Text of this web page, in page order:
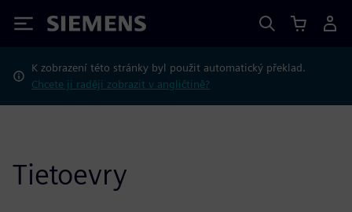
Siemens
K zobrazení této stránky byl použit automatický překlad.
Chcete ji raději zobrazit v angličtině?
Tietoevry